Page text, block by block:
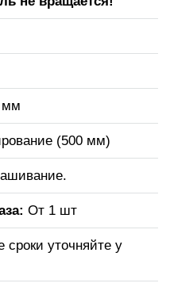
мм
(500 мм)
От 1 шт
сроки уточняйте у